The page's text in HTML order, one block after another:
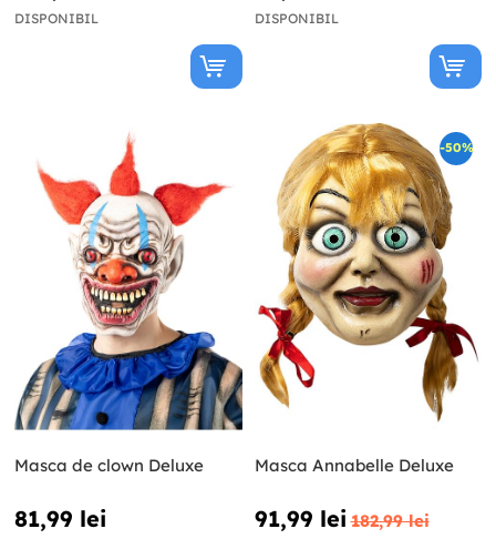
DISPONIBIL DISPONIBIL
Masca de clown Deluxe
81,99 lei
-50%
Masca Annabelle Deluxe
91,99 lei 182,99 lei